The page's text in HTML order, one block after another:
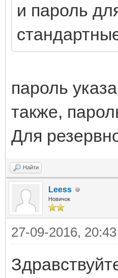
и пароль
пароль
также,
Для
Найти
Leess
Новичок
27-09-2016, 20:43